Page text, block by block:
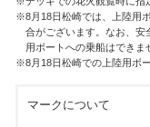
8月18日松崎では、上陸用
合がございます。なお、安
用ボートへの乗船はできま
8月18日松崎での上陸用ボ
マークについて